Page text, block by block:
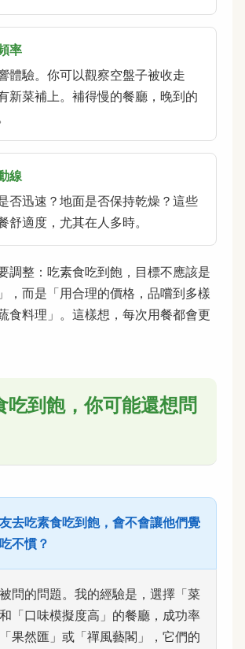
率
體驗。你可以觀察空盤子被收走
新菜補上。補得慢的餐廳，晚到的
線
否迅速？地面是否保持乾燥？這些
舒適度，尤其在人多時。
調整：吃素食吃到飽，目標不應該是
，而是「用合理的價格，品嚐到多樣
食料理」。這樣想，每次用餐都會更
吃到飽，你可能還想問
去吃素食吃到飽，會不會讓他們覺
不慣？
問的問題。我的經驗是，選擇「菜
「口味模擬度高」的餐廳，成功率
果然匯」或「禪風藝閣」，它們的